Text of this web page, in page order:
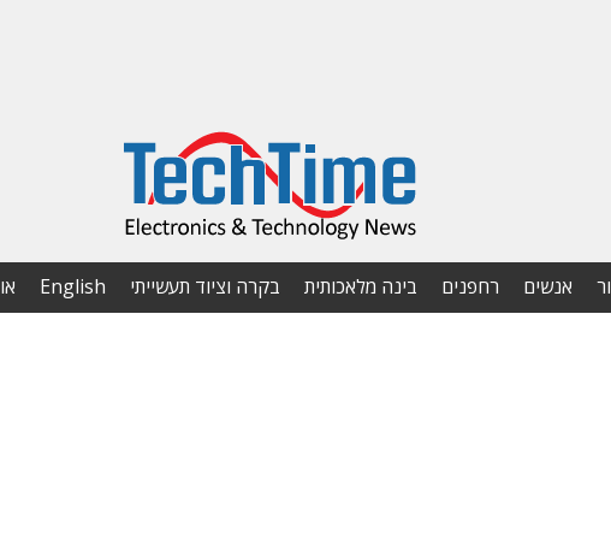
אנשים רחפנים בינה מלאכותית בקרה וציוד תעשייתי English